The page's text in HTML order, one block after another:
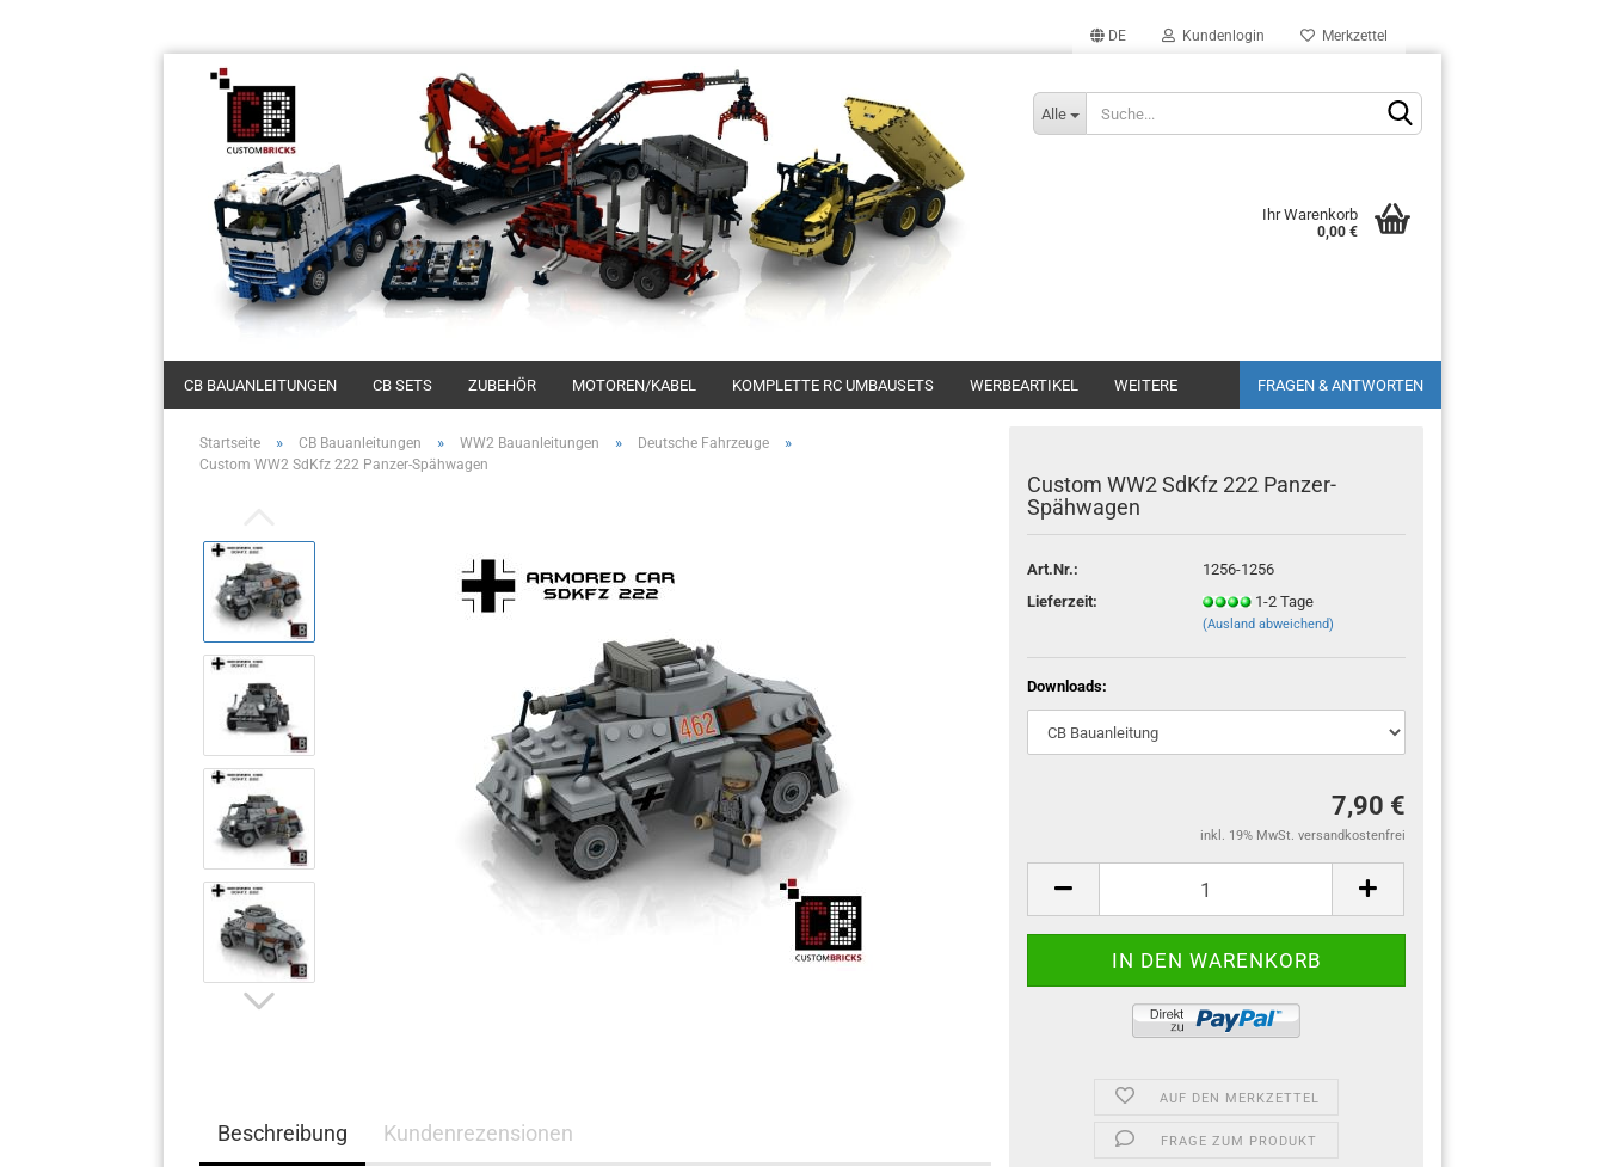
DE Kundenlogin
Konto erstellen
Merkzettel
Alle
Ihr Warenkorb
0,00 €
CB BAUANLEITUNGEN CB SETS ZUBEHÖR MOTOREN/KABEL KOMPLETTE RC UMBAUSETS WERBEARTIKEL FRAGEN & ANTWORTEN
WEITERE
Startseite » CB Bauanleitungen » WW2 Bauanleitungen » Deutsche Fahrzeuge »
Custom WW2 SdKfz 222 Panzer-Spähwagen
Custom WW2 SdKfz 222 Panzer-
Spähwagen
Art.Nr.:
1256-1256
Lieferzeit:
1-2 Tage
(Ausland abweichend)
Downloads:
7,90 €
inkl. 19% MwSt. versandkostenfrei
AUF DEN MERKZETTEL
FRAGE ZUM PRODUKT
Beschreibung Kundenrezensionen